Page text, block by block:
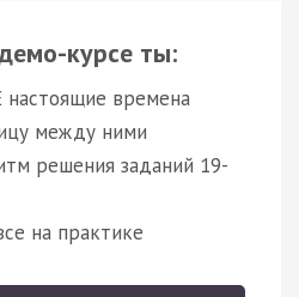
курсе ты:
настоящие времена
между ними
решения заданий 19-
на практике